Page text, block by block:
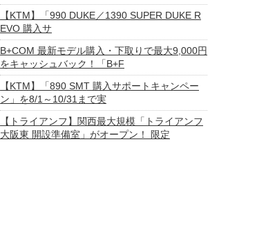
【KTM】「990 DUKE／1390 SUPER DUKE R
EVO 購入サ
B+COM 最新モデル購入・下取りで最大9,000円
をキャッシュバック！「B+F
【KTM】「890 SMT 購入サポートキャンペー
ン」を8/1～10/31まで実
【トライアンフ】関西最大規模「トライアンフ
大阪東 開設準備室」がオープン！ 限定